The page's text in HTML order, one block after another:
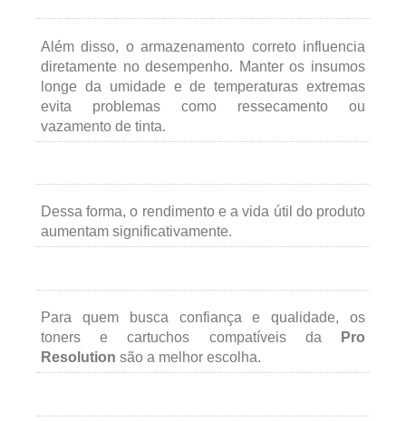
Além disso, o armazenamento correto influencia
diretamente no desempenho. Manter os insumos
longe da umidade e de temperaturas extremas
evita problemas como ressecamento ou
vazamento de tinta.
Dessa forma, o rendimento e a vida útil do produto
aumentam significativamente.
Para quem busca confiança e qualidade, os
toners e cartuchos compatíveis da
Pro
Resolution são a melhor escolha.